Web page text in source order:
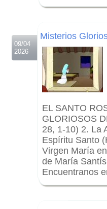
09/04
2026
Misterios
EL SANTO
GLORIOSOS
28, 1-10) 2. La
Espíritu Santo
Virgen María
de María
Encuentranos